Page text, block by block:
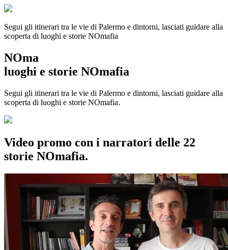
Segui gli itinerari tra le vie di Palermo e dintorni, lasciati guidare alla
scoperta di luoghi e storie NOmafia
NOma
luoghi e storie NOmafia
Segui gli itinerari tra le vie di Palermo e dintorni, lasciati guidare alla
scoperta di luoghi e storie NOmafia.
Video promo con i narratori delle 22
storie NOmafia.